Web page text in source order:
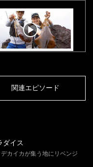
関連エピソード
ダイス
カイカが集う地にリベンジ